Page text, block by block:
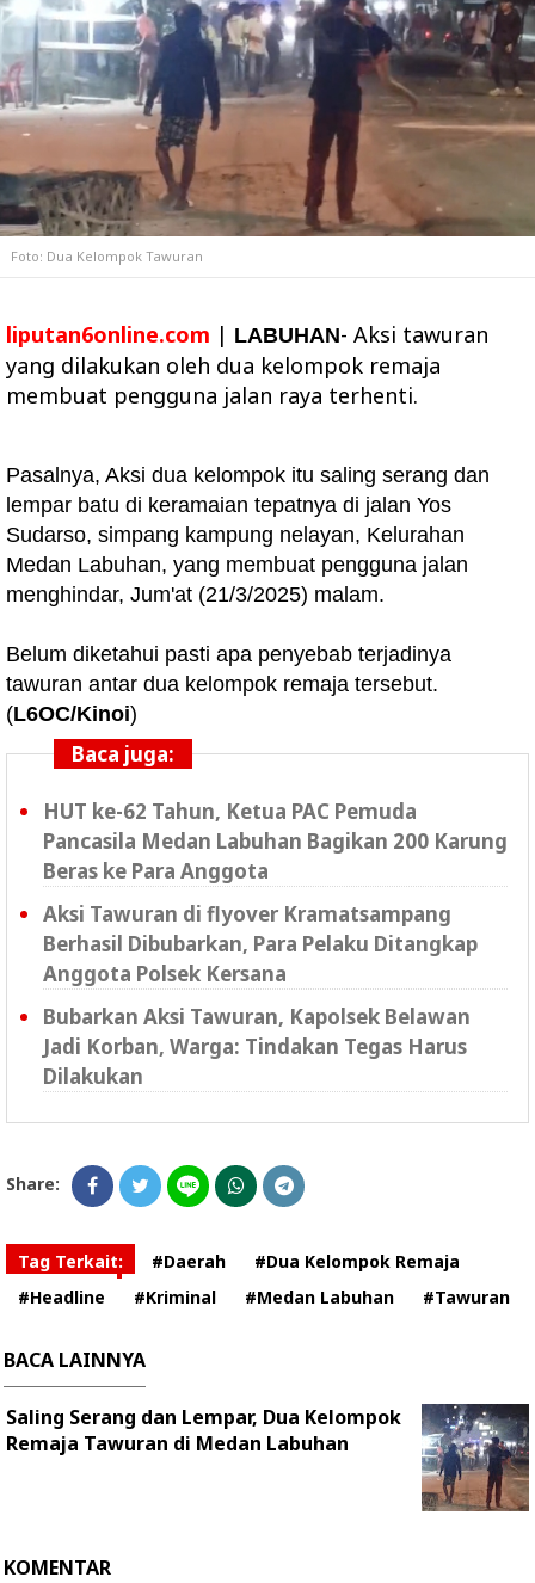
Foto: Dua Kelompok Tawuran
liputan6online.com | LABUHAN- Aksi tawuran
yang dilakukan oleh dua kelompok remaja
membuat pengguna jalan raya terhenti.
Pasalnya, Aksi dua kelompok itu saling serang dan
lempar batu di keramaian tepatnya di jalan Yos
Sudarso, simpang kampung nelayan, Kelurahan
Medan Labuhan, yang membuat pengguna jalan
menghindar, Jum'at (21/3/2025) malam.
Belum diketahui pasti apa penyebab terjadinya
tawuran antar dua kelompok remaja tersebut.
(L6OC/Kinoi)
Baca juga:
HUT ke-62 Tahun, Ketua PAC Pemuda
Pancasila Medan Labuhan Bagikan 200 Karung
Beras ke Para Anggota
Aksi Tawuran di flyover Kramatsampang
Berhasil Dibubarkan, Para Pelaku Ditangkap
Anggota Polsek Kersana
Bubarkan Aksi Tawuran, Kapolsek Belawan
Jadi Korban, Warga: Tindakan Tegas Harus
Dilakukan
Share:
Tag Terkait: #Daerah
#Dua Kelompok Remaja
#Headline
#Kriminal #Medan Labuhan #Tawuran
BACA LAINNYA
Saling Serang dan Lempar, Dua Kelompok
Remaja Tawuran di Medan Labuhan
KOMENTAR